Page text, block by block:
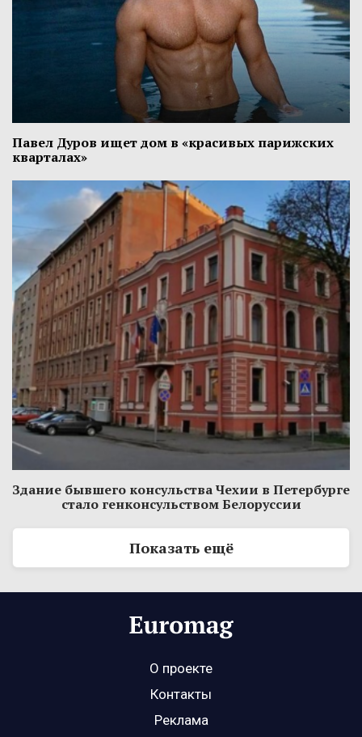
Павел Дуров ищет дом в «красивых парижских
кварталах»
Здание бывшего консульства Чехии в Петербурге
стало генконсульством Белоруссии
Показать ещё
О проекте
Контакты
Реклама